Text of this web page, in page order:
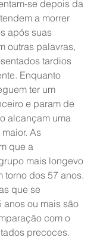
se depois da
a morrer
após suas
outras palavras,
tardios
Enquanto
ter um
e param de
alcançam uma
As
que a
mais longevo
torno dos 57 anos.
que se
anos ou mais são
com o
precoces.